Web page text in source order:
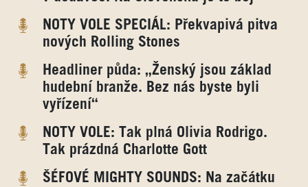
NOTY VOLE SPECIÁL: Překvapivá pitva
nových Rolling Stones
Headliner půda: „Ženský jsou základ
hudební branže. Bez nás byste byli
vyřízení“
NOTY VOLE: Tak plná Olivia Rodrigo.
Tak prázdná Charlotte Gott
ŠÉFOVÉ MIGHTY SOUNDS: Na začátku